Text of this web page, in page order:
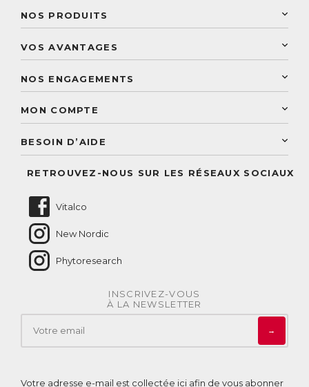
NOS PRODUITS
Laboratoire Landais
Découvrez le catalogue
VOS AVANTAGES
Paiement sécurisé
Conseils personnalisés
NOS ENGAGEMENTS
Conseil personnalisé
MON COMPTE
BESOIN D’AIDE
RETROUVEZ-NOUS SUR LES RÉSEAUX SOCIAUX
Vitalco
New Nordic
Phytoresearch
INSCRIVEZ-VOUS
À LA NEWSLETTER
→
Votre adresse e-mail est collectée ici afin de vous abonner